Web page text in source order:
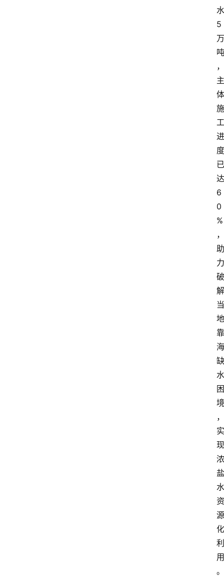
水
5
万
吨
，
主
体
施
工
进
度
已
达
6
0
%
，
助
力
破
解
当
地
靠
海
缺
水
困
境
，
实
现
浓
盐
水
资
源
化
利
用
。